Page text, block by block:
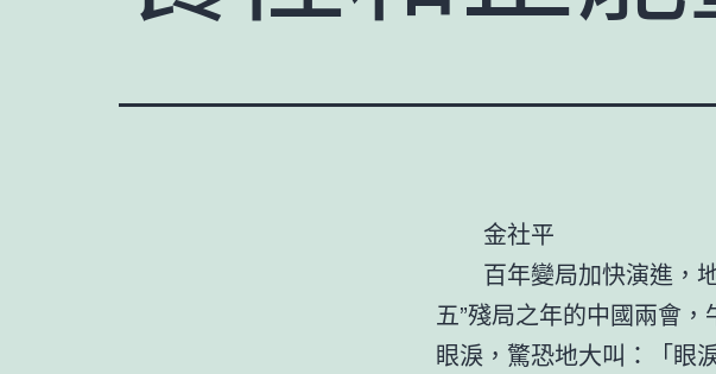
金社平
百年變局加快演進，
五”殘局之年的中國兩會
眼淚，驚恐地大叫：「眼